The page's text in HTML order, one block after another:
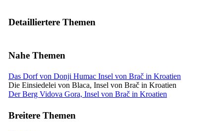
Detailliertere Themen
Nahe Themen
Das Dorf von Donji Humac Insel von Brač in Kroatien
Die Einsiedelei von Blaca, Insel von Brač in Kroatien
Der Berg Vidova Gora, Insel von Brač in Kroatien
Breitere Themen